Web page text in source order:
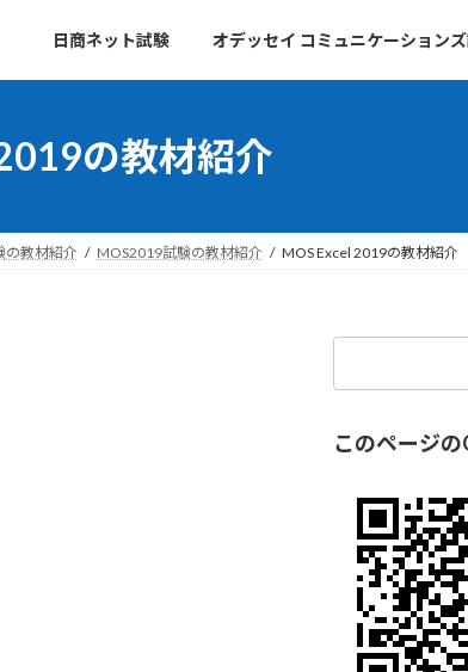
日商ネット試験 オデッセイ コミュニケーション
の教材紹介
の教材紹介 MOS2019試験の教材紹介 MOS Excel 2019の教材紹介
このページ